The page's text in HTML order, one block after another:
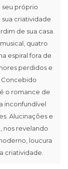
seu próprio
sua criatividade
de sua casa.
quatro
espiral fora de
perdidos e
Concebido
o romance de
inconfundível
Alucinações e
nos revelando
loucura
criatividade.